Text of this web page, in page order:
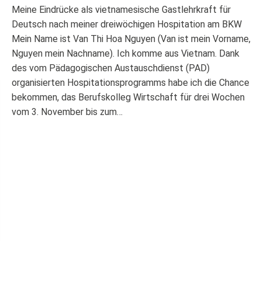
Meine Eindrücke als vietnamesische Gastlehrkraft für
Deutsch nach meiner dreiwöchigen Hospitation am BKW
Mein Name ist Van Thi Hoa Nguyen (Van ist mein Vorname,
Nguyen mein Nachname). Ich komme aus Vietnam. Dank
des vom Pädagogischen Austauschdienst (PAD)
organisierten Hospitationsprogramms habe ich die Chance
bekommen, das Berufskolleg Wirtschaft für drei Wochen
vom 3. November bis zum…